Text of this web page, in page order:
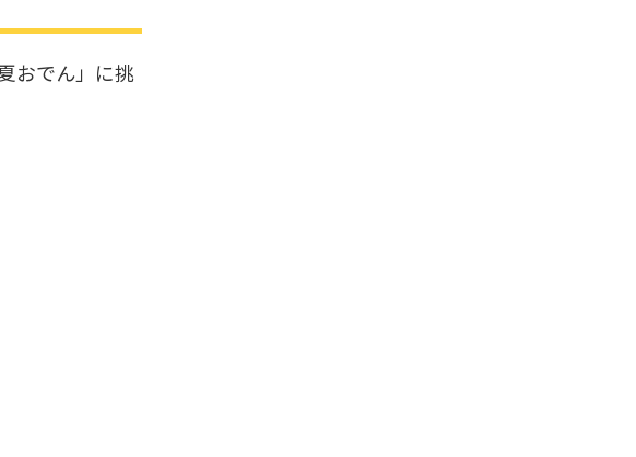
おでん」に挑